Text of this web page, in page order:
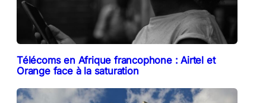
Télécoms en Afrique francophone : Airtel et
Orange face à la saturation